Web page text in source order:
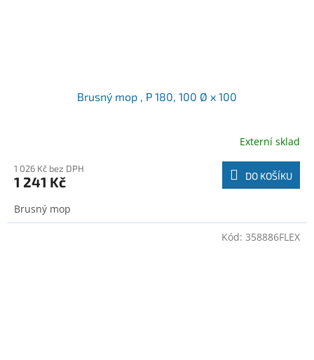
Brusný mop , P 180, 100 Ø x 100
Externí sklad
1 026 Kč bez DPH
1 241 Kč DO KOŠÍKU
Brusný mop
Kód: 358886FLEX